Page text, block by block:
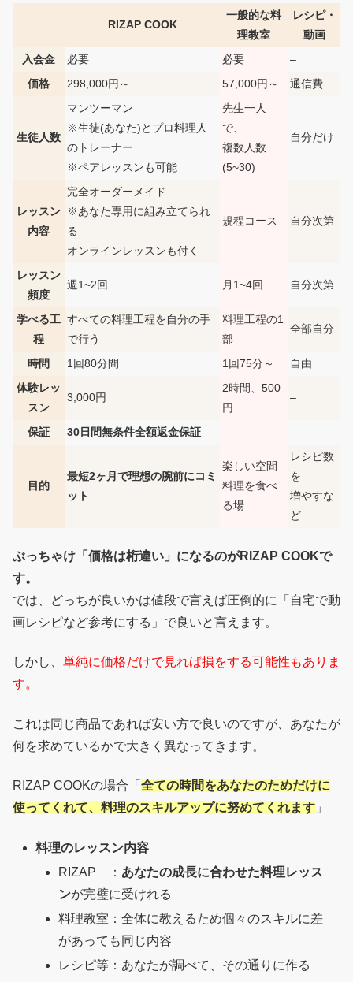
RIZAP COOK
一般的な料
理教室
レシピ・
動画
入会金
必要 必要
–
価格
298,000円～ 57,000円～ 通信費
生徒人数
マンツーマン
※生徒(あなた)とプロ料理人
のトレーナー
※ペアレッスンも可能
先生一人
で、
複数人数
(5~30)
自分だけ
レッスン
内容
完全オーダーメイド
※あなた専用に組み立てられ
る
オンラインレッスンも付く
規程コース 自分次第
レッスン
頻度
週1~2回 月1~4回 自分次第
学べる工
程
すべての料理工程を自分の手
で行う
料理工程の1
部
全部自分
時間 1回80分間 1回75分～
自由
体験レッ
スン
3,000円
2時間、500
円
–
保証 30日間無条件全額返金保証 – –
目的
最短2ヶ月で理想の腕前にコミ
ット
楽しい空間
料理を食べ
る場
レシピ数
を
増やすな
ど
ぶっちゃけ「価格は桁違い」になるのがRIZAP COOKで
す。
では、どっちが良いかは値段で言えば圧倒的に「自宅で動
画レシピなど参考にする」で良いと言えます。
しかし、 単純に価格だけで見れば損をする可能性もありま
す。
これは同じ商品であれば安い方で良いのですが、あなたが
何を求めているかで大きく異なってきます。
RIZAP COOKの場合「 全ての時間をあなたのためだけに
使ってくれて、料理のスキルアップに努めてくれます 」
料理のレッスン内容
RIZAP ： あなたの成長に合わせた料理レッス
ンが完璧に受けれる
料理教室：全体に教えるため個々のスキルに差
があっても同じ内容
レシピ等：あなたが調べて、その通りに作る